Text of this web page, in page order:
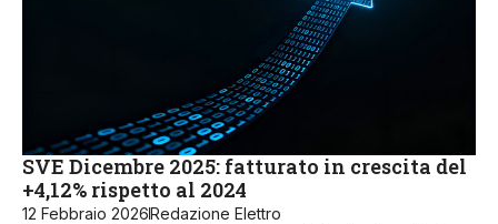
SVE Dicembre 2025: fatturato in crescita del
+4,12% rispetto al 2024
12 Febbraio 2026Redazione Elettro